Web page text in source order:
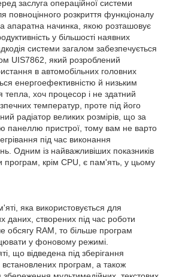
заслуга операційної системи
повноцінного розкриття функціоналу
апаратна начинка, якою розташовує
у більшості наявних
системи загалом забезпечується
UIS7862, який розроблений
в автомобільних головних
енергоефективністю й низьким
тепла, хоч процесор і не здатний
температур, проте під його
радіатор великих розмірів, що за
панеллю пристрої, тому вам не варто
під час виконання
Одним із найважливіших показників
програм, крім CPU, є пам'ять, у цьому
яка використовується для
даних, створених під час роботи
обсягу RAM, то більше програм
у фоновому режимі.
що відведена під зберігання
встановлених програм, а також